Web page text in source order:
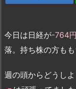
今日は日経が-764円
落。持ち株の方も
週の頭からどうし